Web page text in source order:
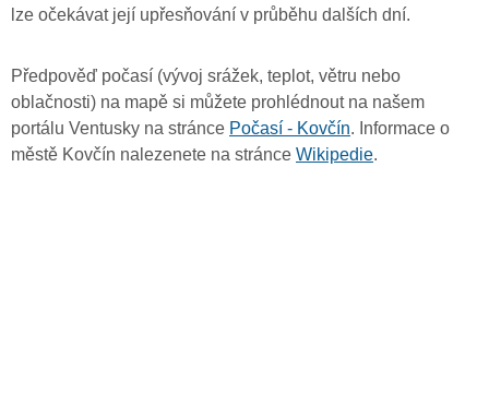
lze očekávat její upřesňování v průběhu dalších dní.
Předpověď počasí (vývoj srážek, teplot, větru nebo
oblačnosti) na mapě si můžete prohlédnout na našem
portálu Ventusky na stránce Počasí - Kovčín. Informace o
městě Kovčín nalezenete na stránce Wikipedie.